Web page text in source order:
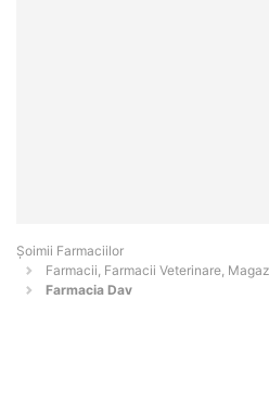
Şoimii Farmaciilor
Farmacii, Farmacii Veterinare,
Farmacia Dav